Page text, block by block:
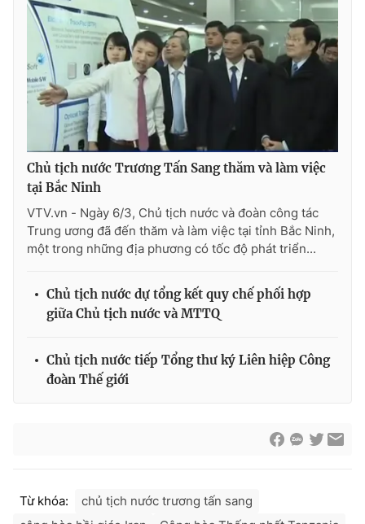
Video Shorts video
VTV Money VTV Thể thao
VTV Sức khoẻ Bất động sản
Thị trường 24h Tấm lòng Việt
VTV4 Vươn mình bằng AI
Liên hệ tòa soạn English
Cơ quan chủ quản:Đài Truyền hình Việt Nam
Chủ tịch nước Trương Tấn Sang thăm và làm việc
tại Bắc Ninh
VTV.vn - Ngày 6/3, Chủ tịch nước và đoàn công tác
Trung ương đã đến thăm và làm việc tại tỉnh Bắc Ninh,
một trong những địa phương có tốc độ phát triển...
Chủ tịch nước dự tổng kết quy chế phối hợp
giữa Chủ tịch nước và MTTQ
Chủ tịch nước tiếp Tổng thư ký Liên hiệp Công
đoàn Thế giới
Từ khóa:
chủ tịch nước trương tấn sang